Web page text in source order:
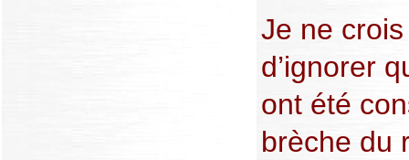
Je ne
d’ignorer
ont été
brèche du